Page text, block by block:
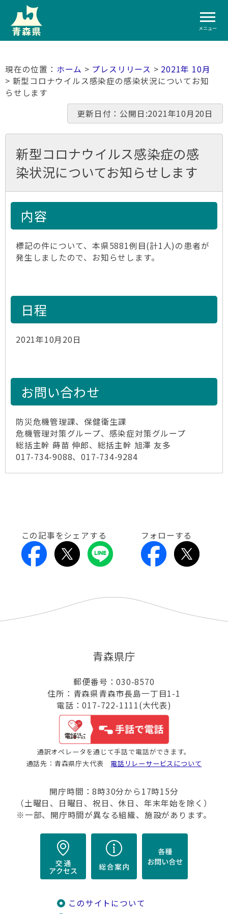
メニュー
ホーム > プレスリリース > 2021年 10月
> 新型コロナウイルス感染症の感染状況についてお知
らせします
更新日付：公開日:2021年10月20日
新型コロナウイルス感染症の感
染状況についてお知らせします
内容
標記の件について、本県5881例目(計1人)の患者が
発生しましたので、お知らせします。
日程
2021年10月20日
お問い合わせ
防災危機管理課、保健衛生課
危機管理対策グループ、感染症対策グループ
総括主幹 蒔苗 伸郎、総括主幹 旭澤 友多
017-734-9088、017-734-9284
この記事をシェアする フォローする
青森県庁
郵便番号：030-8570
住所：青森県青森市長島一丁目1-1
電話：017-722-1111(大代表)
通訳オペレータを通じて手話で電話ができます。
通話先：青森県庁大代表 電話リレーサービスについて
開庁時間：8時30分から17時15分
（土曜日、日曜日、祝日、休日、年末年始を除く）
※一部、開庁時間が異なる組織、施設があります。
このサイトについて